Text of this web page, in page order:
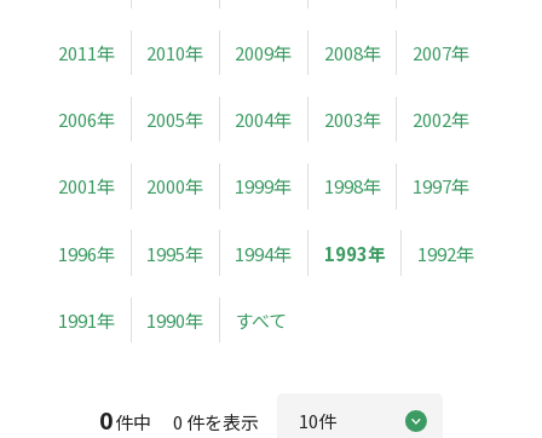
2011年 2010年 2009年 2008年 2007年
2006年 2005年 2004年 2003年 2002年
2001年 2000年 1999年 1998年 1997年
1996年 1995年 1994年 1993年 1992年
1991年 1990年 すべて
0件中 0 件を表示